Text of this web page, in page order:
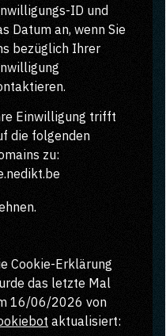
ID und
Datum an, wenn Sie
bezüglich Ihrer
Einwilligung trifft
die folgenden
zu:
Cookie-Erklärung
das letzte Mal
16/06/2026 von
aktualisiert: